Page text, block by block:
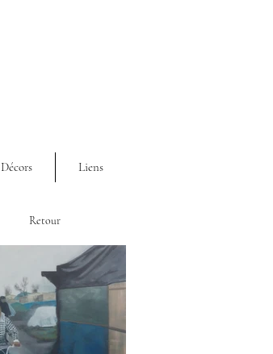
Décors Liens
Retour